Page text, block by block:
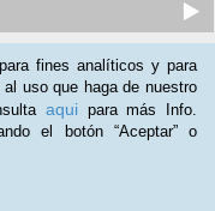
fines analíticos y para
uso que haga de nuestro
aqui para más Info.
el botón “Aceptar” o